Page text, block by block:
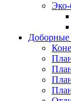
Эко-
Доборные